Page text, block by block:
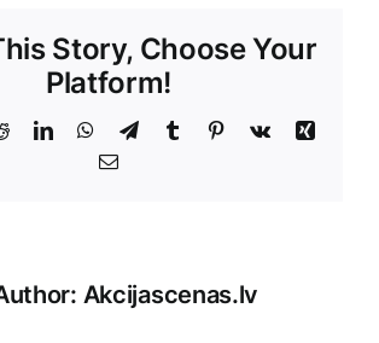
Story, Choose Your
Platform!
RedditLinkedInWhatsApp
TelegramTumblr Pinterest
Vk
Xing
E-
Akcijascenas.lv